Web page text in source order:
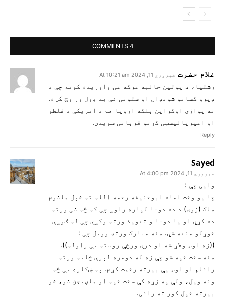
4 COMMENTS
غلام حضرت فبروري 11, 2024 At 10:21 am
رشتیا، د پوتین جالبه مرکه می واوریده کومه چی د
ډیرو کسانو شونډان او ستونی ئی بد ډول ور وچ کړه.
نه یوازی اوکراین بلکه اروپا هم د امریکی د غلطو
او امپریالیسټی کړنو قربانی سویدی.
Reply
Sayed
فبروري 11, 2024 At 4:00 pm
وايی چې :
چا يو وخت امام ابوحنيفه رحمه الله ته خپل ماشوم
هلک (زوی) د دم دوعا لپاره راوړ چې که څه شی ورته
دم کړي او يا دوعا و تعويذ ورته وکړي چې له ګوړې
خوړلو منعه شي. هغه مبارک ورته وويل چې :
((زه اوس ولاړ شه او درې ورځې روسته يې راوله)).
هغه سخت خپه شو چې زه له دومره لېرې ځايه ورته
راغلم او اوس يې بيرته رخصت کړم. په ښکاره يې څه
ونه ويل، ولې په زړه کې سخت خپه او ماڼيجن شو، خو
بيرته خپل کور ته راغی.